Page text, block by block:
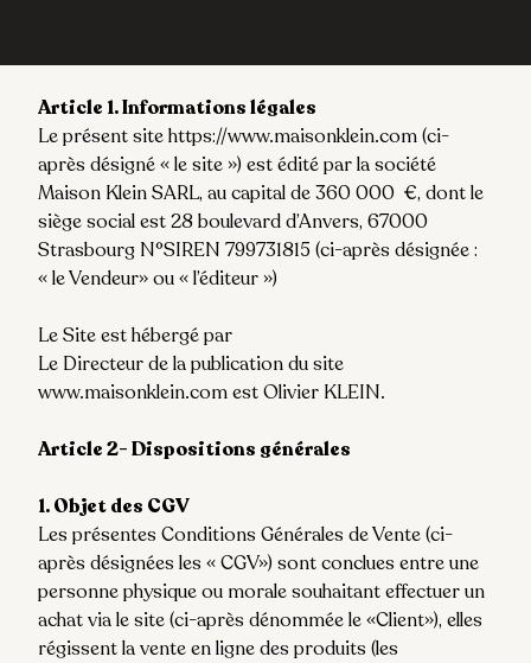
Article 1.Informations légales
Le présent site https://www.maisonklein.com (ci-
après désigné « le site ») est édité par la société
Maison Klein SARL, au capital de360 000 €, dont le
siège social est 28 boulevard d’Anvers, 67000
Strasbourg N°SIREN 799731815 (ci-après désignée :
« le Vendeur» ou « l’éditeur »)
Le Site est hébergé par
Le Directeur de la publication du site
www.maisonklein.com est Olivier KLEIN.
Article 2- Dispositions générales
1. Objet des CGV
Les présentes Conditions Générales de Vente (ci-
après désignées les « CGV») sont conclues entre une
personne physique ou morale souhaitant effectuer un
achat via le site (ci-après dénommée le «Client»), elles
régissent la vente en ligne des produits (les